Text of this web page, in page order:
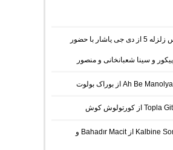
دانلود آهنگ ریمیکس زلزله 5 از دی جی یاشار با حضور
و سینا شعبانخانی و منصور
دانلود آهنگ ترکی Kalbine Sor از Bahadır Macit و